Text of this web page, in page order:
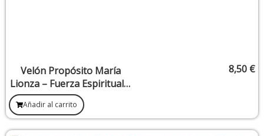
Velón Propósito María
Lionza – Fuerza Espiritual y
Poder Femenino
8,50 €
Añadir al carrito